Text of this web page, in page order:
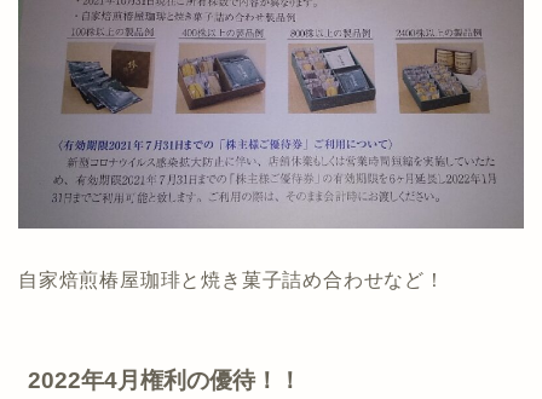
自家焙煎椿屋珈琲と焼き菓子詰め合わせなど！
2022年4月権利の優待！！